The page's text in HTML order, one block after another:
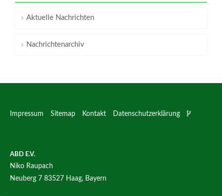
Aktuelle Nachrichten
Nachrichtenarchiv
Impressum Sitemap Kontakt Datenschutzerklärung
ABD E.V.
Niko Raupach
Neuberg 7 83527 Haag, Bayern